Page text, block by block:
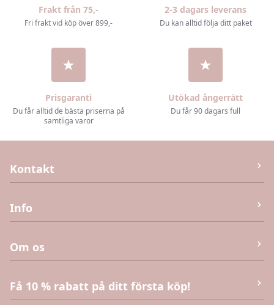
Frakt från 75,-
Fri frakt vid köp över 899,-
2-3 dagars leverans
Du kan alltid följa ditt paket
Prisgaranti
Du får alltid de bästa priserna på
samtliga varor
Utökad ångerrätt
Du får 90 dagars full
Kontakt
Humlebæk Strandvej 40 (Ej returvara – se köpvillkor),
E-post:
Info
Om os
Köpvillkor
Få 10 % rabatt på ditt första köp!